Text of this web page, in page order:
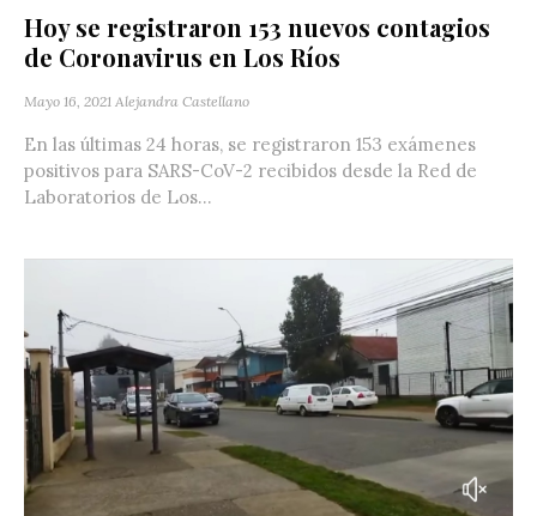
Hoy se registraron 153 nuevos contagios
de Coronavirus en Los Ríos
Mayo 16, 2021 Alejandra Castellano
En las últimas 24 horas, se registraron 153 exámenes
positivos para SARS-CoV-2 recibidos desde la Red de
Laboratorios de Los...